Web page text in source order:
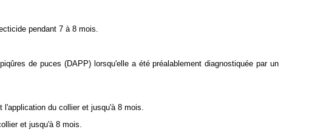
pendant 7 à 8 mois.
de puces (DAPP) lorsqu'elle a été préalablement diagnostiquée par un
du collier et jusqu'à 8 mois.
et jusqu'à 8 mois.